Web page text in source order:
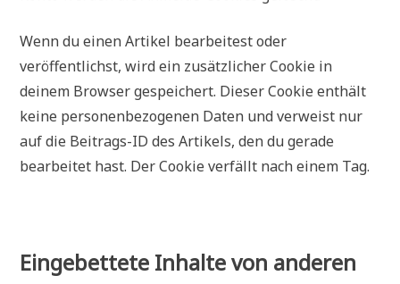
Wenn du einen Artikel bearbeitest oder
veröffentlichst, wird ein zusätzlicher Cookie in
deinem Browser gespeichert. Dieser Cookie enthält
keine personenbezogenen Daten und verweist nur
auf die Beitrags-ID des Artikels, den du gerade
bearbeitet hast. Der Cookie verfällt nach einem Tag.
Eingebettete Inhalte von anderen